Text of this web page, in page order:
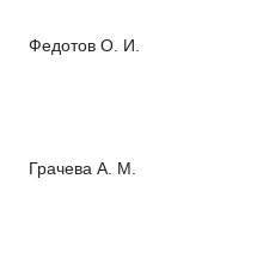
Федотов О. И.
Грачева А. М.